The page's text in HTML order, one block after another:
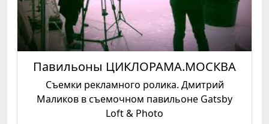
Павильоны ЦИКЛОРАМА.МОСКВА
Съемки рекламного ролика. Дмитрий
Маликов в съемочном павильоне Gatsby
Loft & Photo